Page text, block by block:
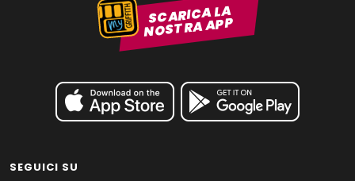
SCARICA LA
NOSTRA APP
SEGUICI SU